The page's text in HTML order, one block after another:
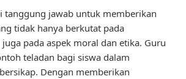
tanggung jawab untuk memberikan
tidak hanya berkutat pada
pada aspek moral dan etika. Guru
teladan bagi siswa dalam
Dengan memberikan